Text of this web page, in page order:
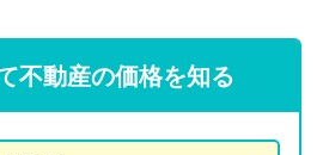
不動産の価格を知る